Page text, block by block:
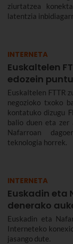
ziurtatzea
latentzia
INTERNETA
Euskaltelen
edozein
Euskaltelen FTTR
negozioko txoko
kontatuko dizugu
balio duen eta zer
Nafarroan
teknologia horrek.
INTERNETA
Euskadin eta
denerako
Euskadin eta
Interneteko
jasango dute.